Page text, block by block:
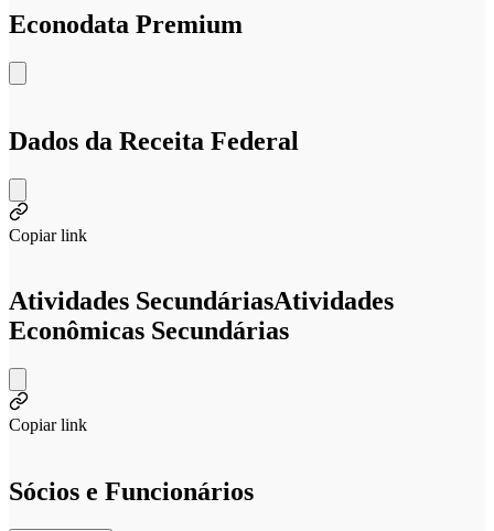
Econodata Premium
Dados da Receita Federal
Copiar link
Atividades SecundáriasAtividades
Econômicas Secundárias
Copiar link
Sócios e Funcionários